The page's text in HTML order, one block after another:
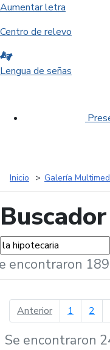
Aumentar letra
Centro de relevo
Lengua de señas
Inicio Galería
encontraron
Anteriorpágina
1 2
Se encontraron